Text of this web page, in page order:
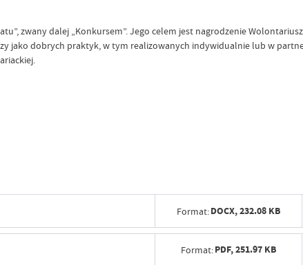
zwany dalej „Konkursem”. Jego celem jest nagrodzenie
jako dobrych praktyk, w tym realizowanych indywidualnie lub w
Format:DOCX,232.08 KB
Format:PDF,251.97 KB